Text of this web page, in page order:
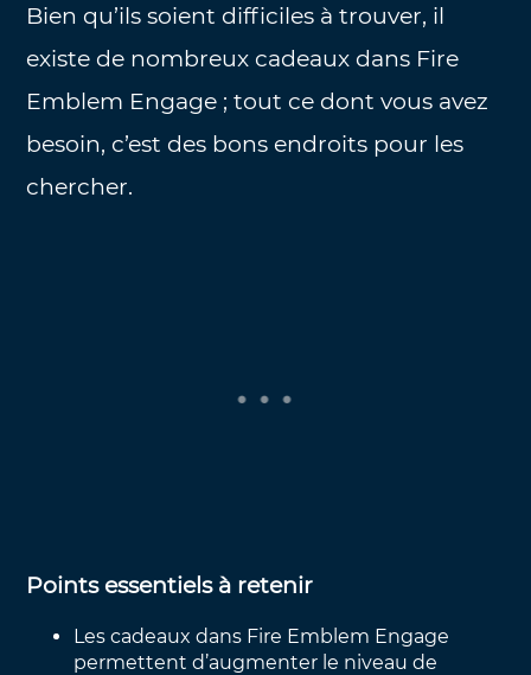
Bien qu’ils soient difficiles à trouver, il
existe de nombreux cadeaux dans Fire
Emblem Engage ; tout ce dont vous avez
besoin, c’est des bons endroits pour les
chercher.
Points essentiels à retenir
Les cadeaux dans Fire Emblem Engage
permettent d’augmenter le niveau de